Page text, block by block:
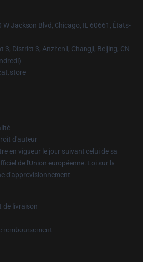
W Jackson Blvd, Chicago, IL 60661, États-
3, District 3, Anzhenli, Changji, Beijing, CN
d'auteur
en vigueur le jour suivant celui de sa
de l'Union européenne. Loi sur la
d'approvisionnement
de livraison
remboursement